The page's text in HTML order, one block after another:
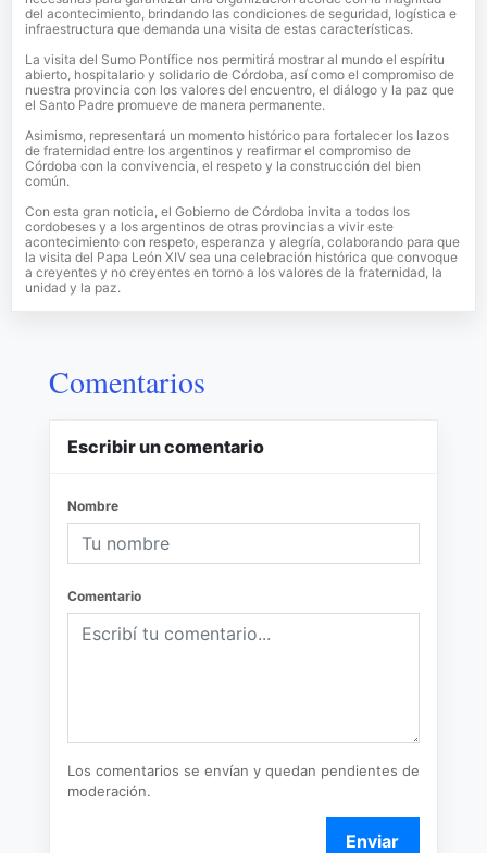
del acontecimiento, brindando las condiciones de seguridad, logística e
infraestructura que demanda una visita de estas características.
La visita del Sumo Pontífice nos permitirá mostrar al mundo el espíritu
abierto, hospitalario y solidario de Córdoba, así como el compromiso de
nuestra provincia con los valores del encuentro, el diálogo y la paz que
el Santo Padre promueve de manera permanente.
Asimismo, representará un momento histórico para fortalecer los lazos
de fraternidad entre los argentinos y reafirmar el compromiso de
Córdoba con la convivencia, el respeto y la construcción del bien
común.
Con esta gran noticia, el Gobierno de Córdoba invita a todos los
cordobeses y a los argentinos de otras provincias a vivir este
acontecimiento con respeto, esperanza y alegría, colaborando para que
la visita del Papa León XIV sea una celebración histórica que convoque
a creyentes y no creyentes en torno a los valores de la fraternidad, la
unidad y la paz.
Comentarios
Escribir un comentario
Nombre
Comentario
Los comentarios se envían y quedan pendientes de
moderación.
Enviar